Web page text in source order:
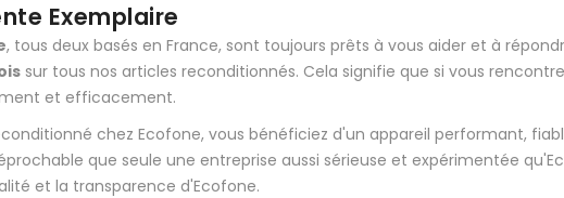
Exemplaire
, tous deux basés en France, sont toujours prêts à vous aider et à
sur tous nos articles reconditionnés. Cela signifie que si vous
et efficacement.
chez Ecofone, vous bénéficiez d'un appareil performant,
que seule une entreprise aussi sérieuse et expérimentée
et la transparence d'Ecofone.